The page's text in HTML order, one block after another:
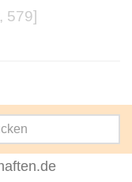
, 579]